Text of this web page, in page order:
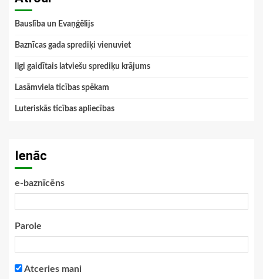
Bauslība un Evaņģēlijs
Baznīcas gada sprediķi vienuviet
Ilgi gaidītais latviešu sprediķu krājums
Lasāmviela ticības spēkam
Luteriskās ticības apliecības
Ienāc
e-baznīcēns
Parole
Atceries mani